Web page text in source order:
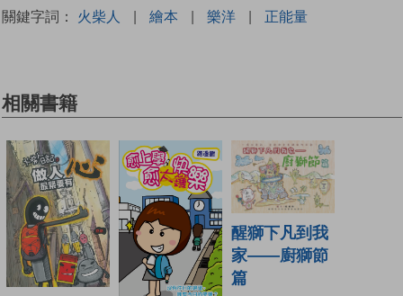
關鍵字詞： 火柴人 | 繪本 | 樂洋 | 正能量
相關書籍
醒獅下凡到我
家——廚獅節
篇